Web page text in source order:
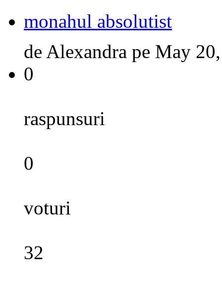
monahul absolutist
de Alexandra pe May
0
raspunsuri
0
voturi
32